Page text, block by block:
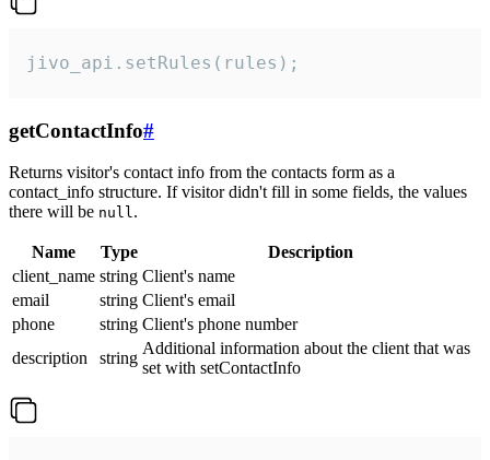
jivo_api.setRules(rules);
getContactInfo#
Returns visitor's contact info from the contacts form as a
contact_info structure. If visitor didn't fill in some fields, the values
there will be null.
Name Type
Description
client_name string Client's name
email
string Client's email
phone
string Client's phone number
description
string
Additional information about the client that was
set with setContactInfo